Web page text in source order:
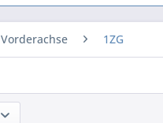
Vorderachse 1ZG